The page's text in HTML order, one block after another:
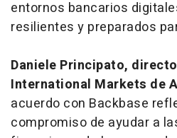
entornos bancarios
resilientes y preparados
Daniele Principato,
International Markets de
acuerdo con Backbase
compromiso de ayudar a